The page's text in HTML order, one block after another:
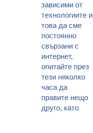
зависими от
технологиите и
това да сме
постоянно
свързани с
интернет,
опитайте през
тези няколко
часа да
правите нещо
друго, като